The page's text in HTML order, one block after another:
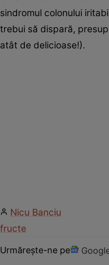
sindromul colonului
trebui să dispară,
atât de delicioase!).
Nicu Banciu
fructe
Urmărește-ne pe